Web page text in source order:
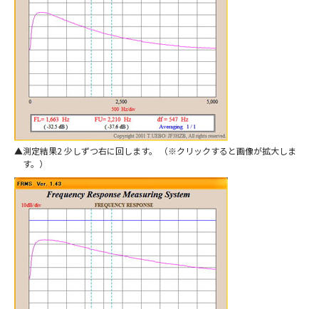
測定結果2 少しずつ右に回します。 （※クリックすると画像が拡大しま
す。）